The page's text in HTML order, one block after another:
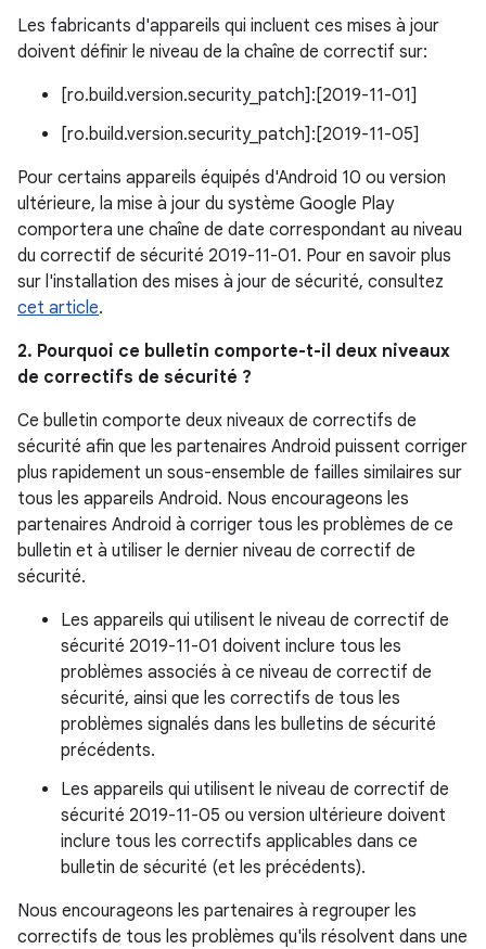
Les fabricants d'appareils qui incluent ces mises à jour
doivent définir le niveau de la chaîne de correctif sur:
[ro.build.version.security_patch]:[2019-11-01]
[ro.build.version.security_patch]:[2019-11-05]
Pour certains appareils équipés d'Android 10 ou version
ultérieure, la mise à jour du système Google Play
comportera une chaîne de date correspondant au niveau
du correctif de sécurité 2019-11-01. Pour en savoir plus
sur l'installation des mises à jour de sécurité, consultez
cet article.
2. Pourquoi ce bulletin comporte-t-il deux niveaux
de correctifs de sécurité ?
Ce bulletin comporte deux niveaux de correctifs de
sécurité afin que les partenaires Android puissent corriger
plus rapidement un sous-ensemble de failles similaires sur
tous les appareils Android. Nous encourageons les
partenaires Android à corriger tous les problèmes de ce
bulletin et à utiliser le dernier niveau de correctif de
sécurité.
Les appareils qui utilisent le niveau de correctif de
sécurité 2019-11-01 doivent inclure tous les
problèmes associés à ce niveau de correctif de
sécurité, ainsi que les correctifs de tous les
problèmes signalés dans les bulletins de sécurité
précédents.
Les appareils qui utilisent le niveau de correctif de
sécurité 2019-11-05 ou version ultérieure doivent
inclure tous les correctifs applicables dans ce
bulletin de sécurité (et les précédents).
Nous encourageons les partenaires à regrouper les
correctifs de tous les problèmes qu'ils résolvent dans une